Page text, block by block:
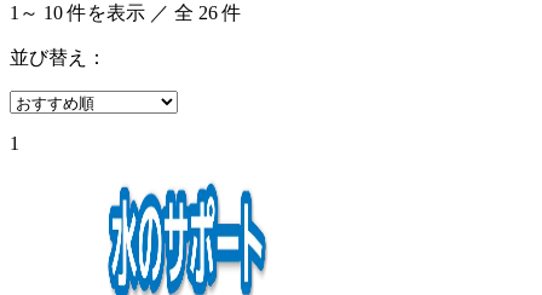
1 ～ 10 件を表示 ／ 全 26件
並び替え：
1